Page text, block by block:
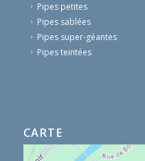
Pipes petites
Pipes sablées
Pipes super-géantes
Pipes teintées
CARTE